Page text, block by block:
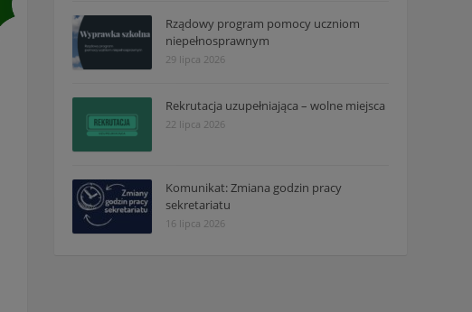
Rządowy program pomocy uczniom
niepełnosprawnym
29 lipca 2026
Rekrutacja uzupełniająca – wolne miejsca
22 lipca 2026
Komunikat: Zmiana godzin pracy
sekretariatu
16 lipca 2026